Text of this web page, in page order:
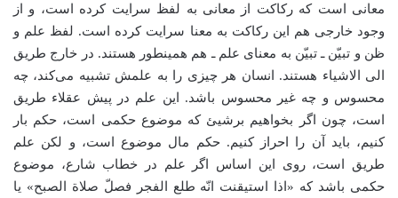
معانی است که رکاکت از معانی به لفظ سرایت کرده است، و از
وجود خارجی هم این رکاکت به معنا سرایت کرده است. لفظ علم و
ظن و تبيّن ـ تبیّن به معنای علم ـ هم همینطور هستند. در خارج طریق
الی الاشیاء هستند. انسان هر چیزی را به علمش تشبیه می‌کند، چه
محسوس و چه غیر محسوس باشد. این علم در پیش عقلاء طریق
است، چون اگر بخواهیم برشیئ که موضوع حکمی است، حکم بار
کنیم، باید آن را احراز کنیم. حکم مال موضوع است، و لکن علم
طریق است، روی این اساس اگر علم در خطاب شارع، موضوع
حکمی باشد که «اذا استیقنت انّه طلع الفجر فصلّ صلاة الصبح» یا